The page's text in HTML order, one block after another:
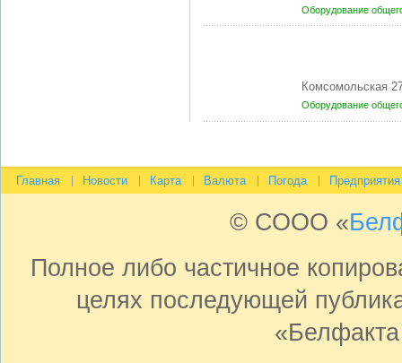
Оборудование
Комсомольская
Оборудование
Главная Новости Карта Валюта Погода Предприятия
© СООО «
Полное либо частичное
целях последующей